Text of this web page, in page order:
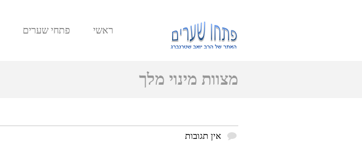
ראשי פתחי שערים
מצוות מינוי מלך
אין תגובות